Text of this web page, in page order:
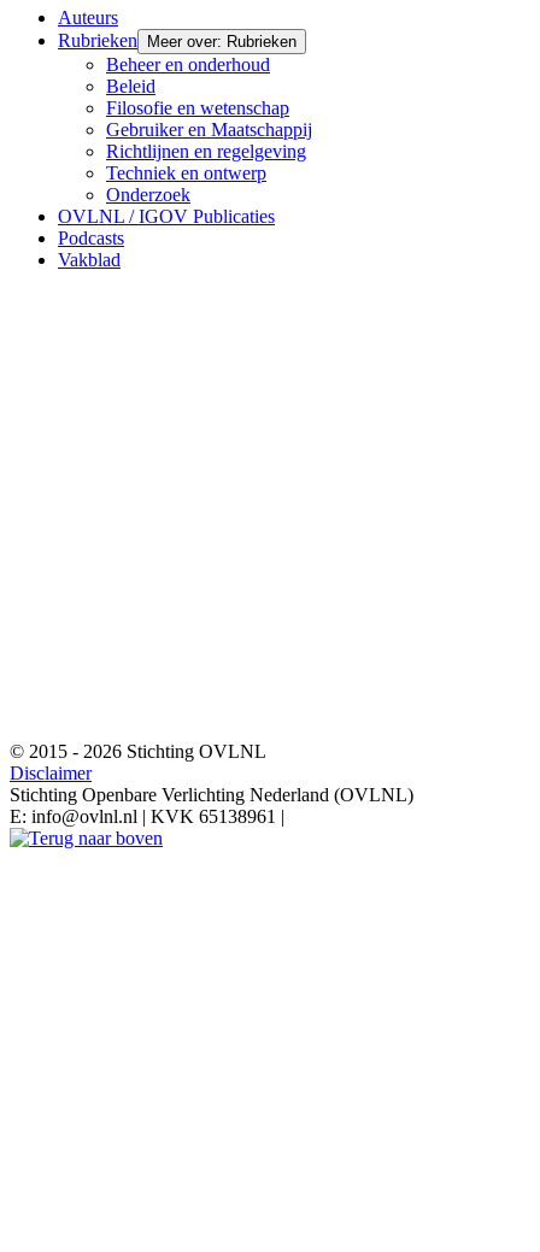
Auteurs
Rubrieken
Meer over: Rubrieken
Beheer en onderhoud
Beleid
Filosofie en wetenschap
Gebruiker en Maatschappij
Richtlijnen en regelgeving
Techniek en ontwerp
Onderzoek
OVLNL / IGOV Publicaties
Podcasts
Vakblad
© 2015 - 2026 Stichting OVLNL
Disclaimer
Stichting Openbare Verlichting Nederland (OVLNL)
E: info@ovlnl.nl | KVK 65138961 |